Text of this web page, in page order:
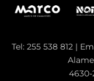
Tel: 255 538 812 |
4630-